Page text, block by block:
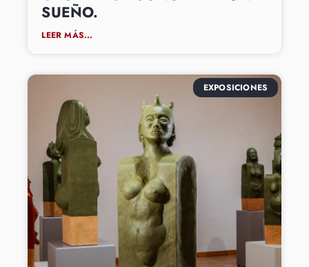
SUEÑO.
LEER MÁS...
EXPOSICIONES